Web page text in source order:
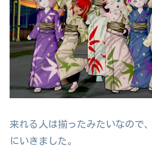
来れる人は揃ったみたいなので
にいきました。